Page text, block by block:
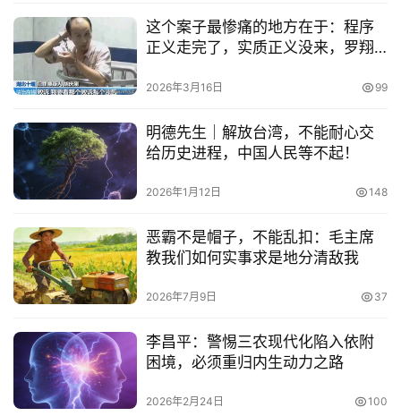
这个案子最惨痛的地方在于：程序
正义走完了，实质正义没来，罗翔
2026年3月16日 99
明德先生｜解放台湾，不能耐心交
给历史进程，中国人民等不起！
2026年1月12日 148
恶霸不是帽子，不能乱扣：毛主席
教我们如何实事求是地分清敌我
2026年7月9日 37
李昌平：警惕三农现代化陷入依附
困境，必须重归内生动力之路
2026年2月24日 100